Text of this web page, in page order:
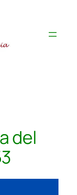
del